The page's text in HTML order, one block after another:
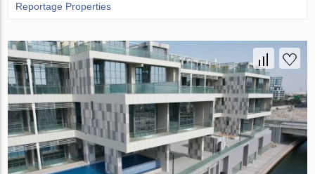
Reportage Properties